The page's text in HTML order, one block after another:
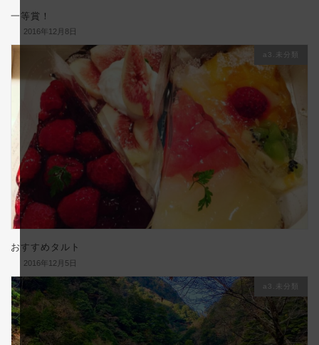
一等賞！
2016年12月8日
a3.未分類
おすすめタルト
2016年12月5日
a3.未分類